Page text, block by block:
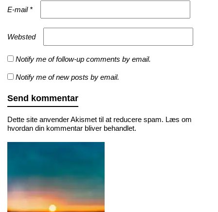
E-mail *
Websted
Notify me of follow-up comments by email.
Notify me of new posts by email.
Dette site anvender Akismet til at reducere spam. Læs om
hvordan din kommentar bliver behandlet.